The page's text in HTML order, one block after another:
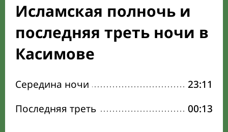
Исламская полночь и
последняя треть ночи в
Касимове
Середина ночи
23:11
Последняя треть
00:13